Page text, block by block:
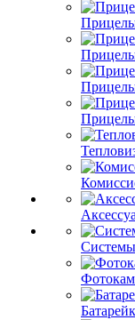
Системы